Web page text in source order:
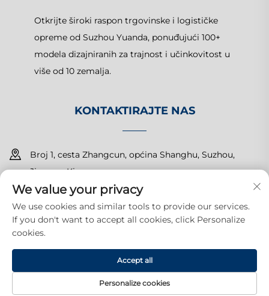
Otkrijte široki raspon trgovinske i logističke
opreme od Suzhou Yuanda, ponuđujući 100+
modela dizajniranih za trajnost i učinkovitost u
više od 10 zemalja.
KONTAKTIRAJTE NAS
Broj 1, cesta Zhangcun, općina Shanghu, Suzhou,
Jiangsu, Kina
+86-15150179453
[email protected]
Autorska prava © 2025 Suzhou Yuanda Commercial Products
Co., Ltd. Sva prava pridržana. Politika privatnosti
We value your privacy
We use cookies and similar tools to provide our services.
If you don't want to accept all cookies, click Personalize
cookies.
Personalize cookies
Accept all